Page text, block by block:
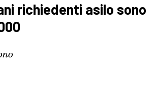
richiedenti asilo sono